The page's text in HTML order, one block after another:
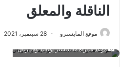
الناقلة والمعلق
موقع المايسترو 28 سبتمبر، 2021
موعد مباراة مانشستر يونايتد وفياريال